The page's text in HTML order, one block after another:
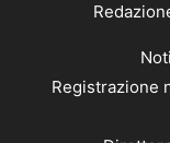
Registrazione